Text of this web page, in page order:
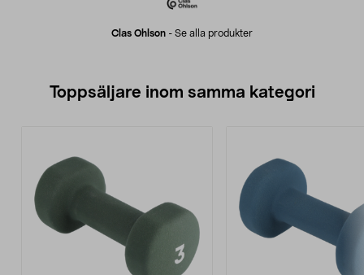
Clas Ohlson - Se alla produkter
Toppsäljare inom samma kategori